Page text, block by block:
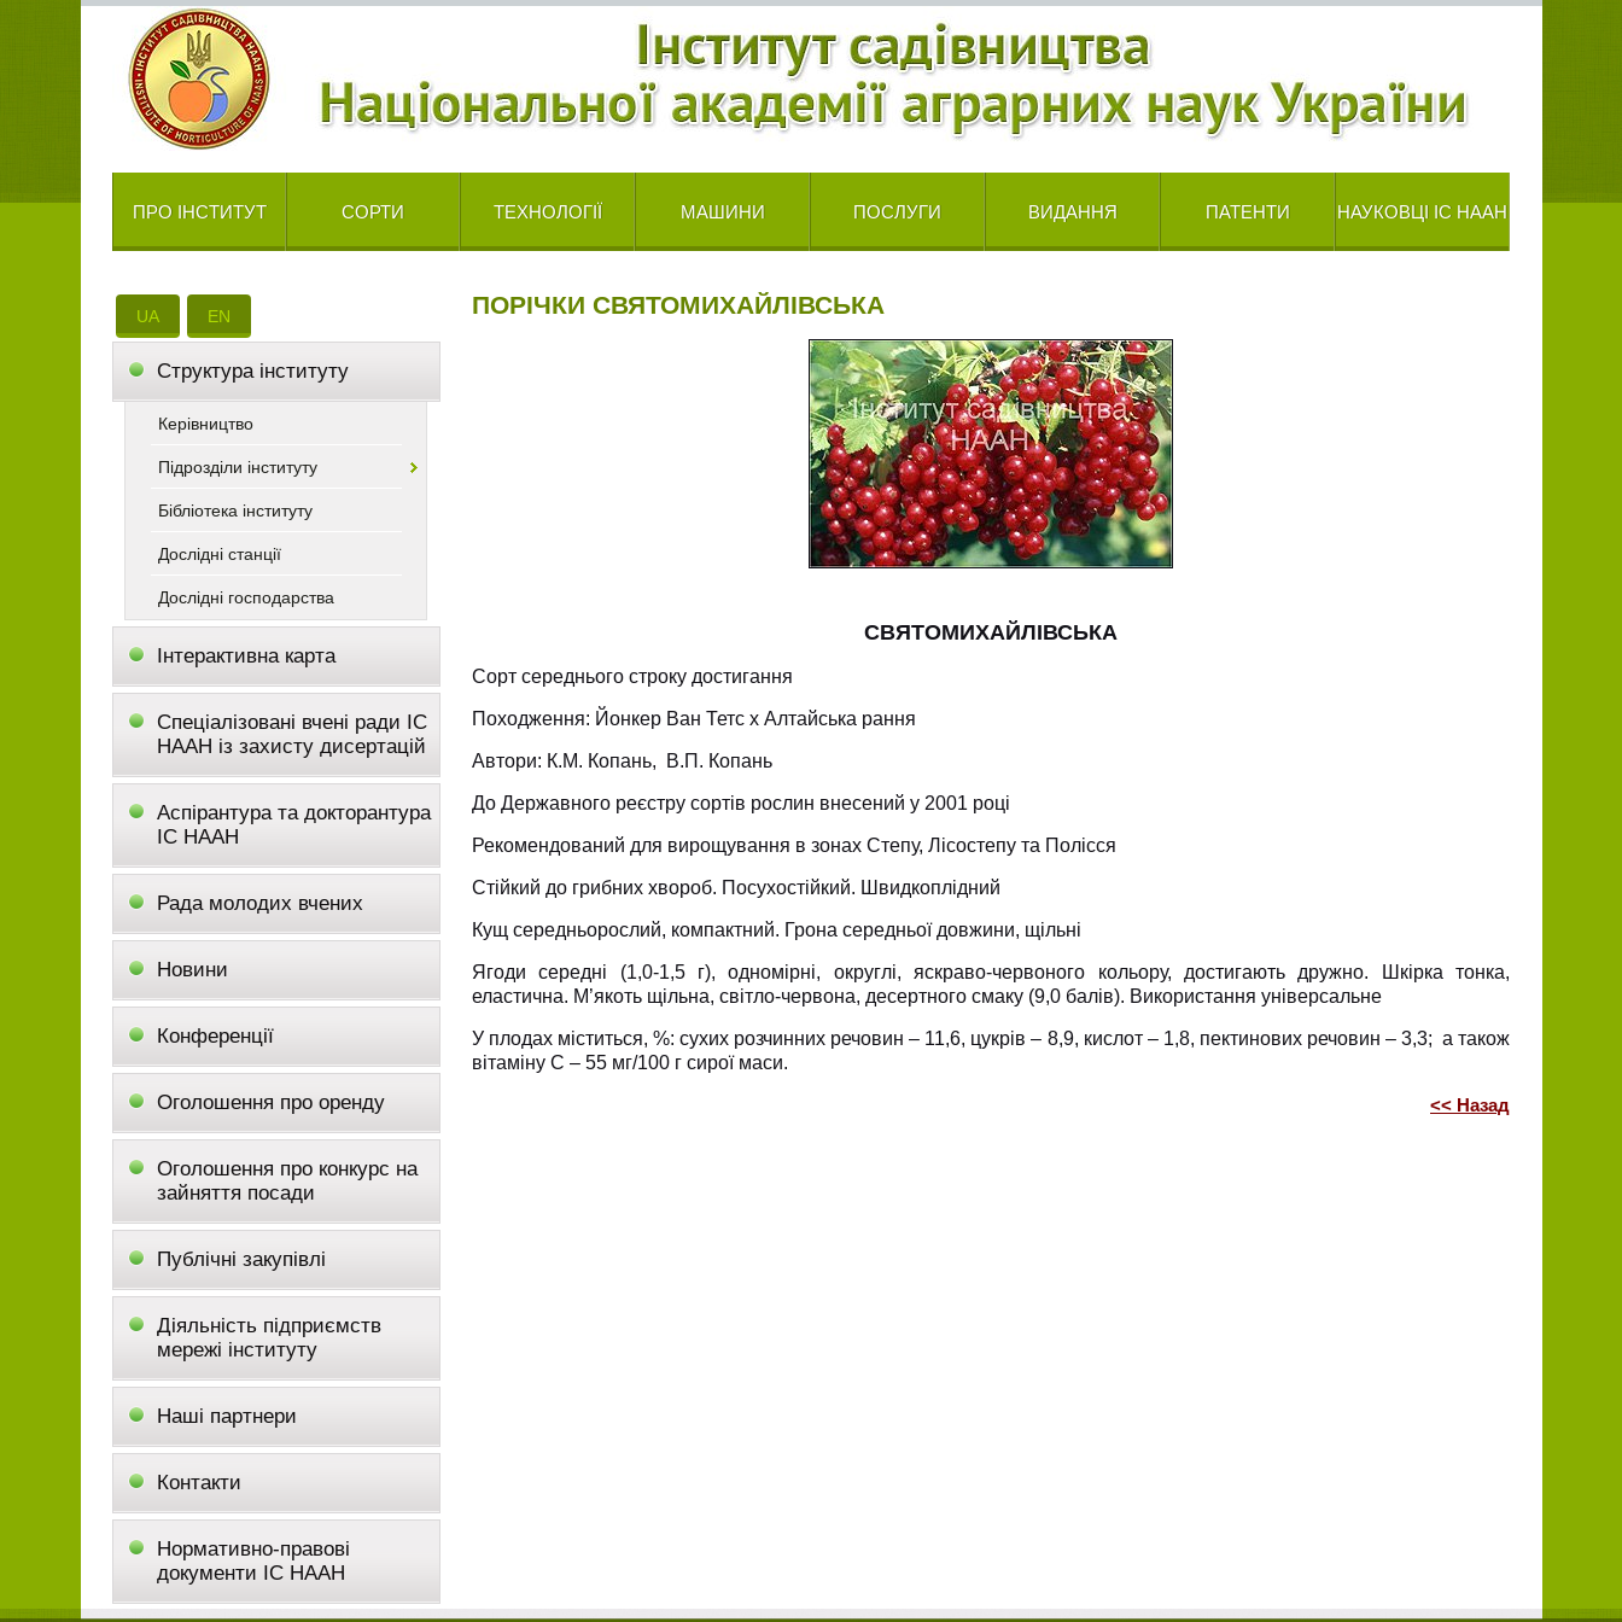
ПРО ІНСТИТУТ СОРТИ ТЕХНОЛОГІЇ МАШИНИ ПОСЛУГИ ВИДАННЯ ПАТЕНТИ НАУКОВЦІ ІС НААН
UA EN
Cтруктура інституту
Керівництво
Підрозділи інституту
Бібліотека інституту
Дослідні станції
Дослідні господарства
Інтерактивна карта
Спеціалізовані вчені ради ІС
НААН із захисту дисертацій
Аспірантура та докторантура
ІС НААН
Рада молодих вчених
Новини
Конференції
Оголошення про оренду
Оголошення про конкурс на
зайняття посади
Публічні закупівлі
Діяльність підприємств
мережі інституту
Наші партнери
Контакти
Нормативно-правові
документи ІС НААН
ПОРІЧКИ СВЯТОМИХАЙЛІВСЬКА
СВЯТОМИХАЙЛІВСЬКА
Сорт середнього строку достигання
Походження: Йонкер Ван Тетс х Алтайська рання
Автори: К.М. Копань, В.П. Копань
До Державного реєстру сортів рослин внесений у 2001 році
Рекомендований для вирощування в зонах Степу, Лісостепу та Полісся
Стійкий до грибних хвороб. Посухостійкий. Швидкоплідний
Кущ середньорослий, компактний. Грона середньої довжини, щільні
Ягоди середні (1,0-1,5 г), одномірні, округлі, яскраво-червоного кольору, достигають дружно. Шкірка тонка,
еластична. М’якоть щільна, світло-червона, десертного смаку (9,0 балів). Використання універсальне
У плодах міститься, %: сухих розчинних речовин – 11,6, цукрів – 8,9, кислот – 1,8, пектинових речовин – 3,3; а також
вітаміну С – 55 мг/100 г сирої маси.
<< Назад